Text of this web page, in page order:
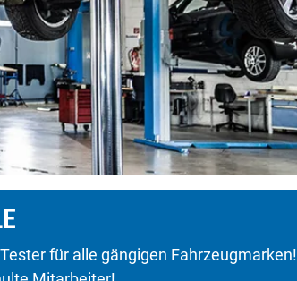
für alle gängigen Fahrzeugmarken!